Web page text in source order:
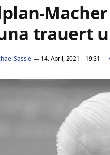
trauert
Sassie 14. April, 2021 – 19:31